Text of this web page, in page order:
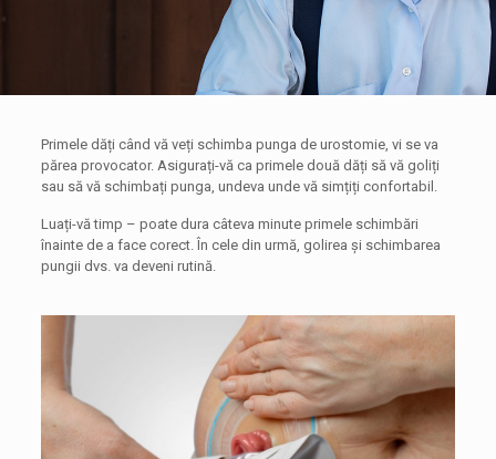
Primele dăți când vă veți schimba punga de urostomie, vi se va
părea provocator. Asigurați-vă ca primele două dăți să vă goliți
sau să vă schimbați punga, undeva unde vă simțiți confortabil.
Luați-vă timp – poate dura câteva minute primele schimbări
înainte de a face corect. În cele din urmă, golirea și schimbarea
pungii dvs. va deveni rutină.